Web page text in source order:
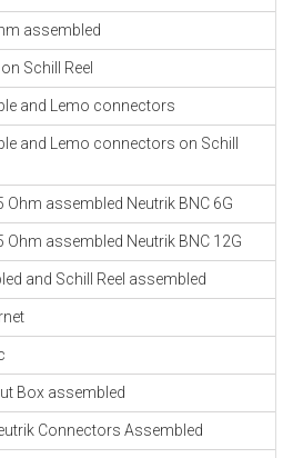
assembled
Schill Reel
and Lemo connectors
and Lemo connectors on Schill
Ohm assembled Neutrik BNC 6G
Ohm assembled Neutrik BNC 12G
and Schill Reel assembled
Box assembled
Connectors Assembled